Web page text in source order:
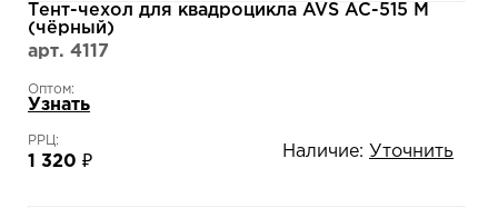
Тент-чехол для квадроцикла AVS AC-515 M
(чёрный)
арт. 4117
Оптом:
Узнать
РРЦ:
1 320 ₽
Наличие: Уточнить